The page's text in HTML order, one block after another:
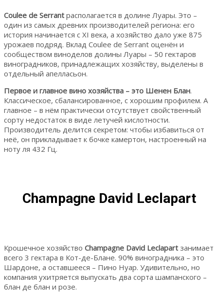
Coulee de Serrant располагается в долине Луары. Это –
один из самых древних производителей региона: его
история начинается с XI века, а хозяйство дало уже 875
урожаев подряд. Вклад Coulee de Serrant оценён и
сообществом виноделов долины Луары – 50 гектаров
виноградников, принадлежащих хозяйству, выделены в
отдельный апелласьон.
Первое и главное вино хозяйства – это Шенен Блан.
Классическое, сбалансированное, с хорошим профилем. А
главное – в нём практически отсутствует свойственный
сорту недостаток в виде летучей кислотности.
Производитель делится секретом: чтобы избавиться от
неё, он прикладывает к бочке камертон, настроенный на
ноту ля 432 Гц.
Champagne David Leclapart
Крошечное хозяйство Champagne David Leclapart занимает
всего 3 гектара в Кот-де-Блане. 90% виноградника – это
Шардоне, а оставшееся – Пино Нуар. Удивительно, но
компания ухитряется выпускать два сорта шампанского –
блан де блан и розе.